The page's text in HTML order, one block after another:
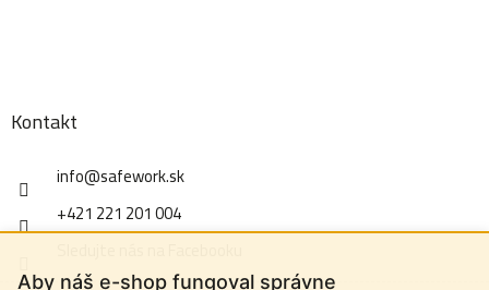
Aby náš e-shop fungoval správne
Kontakt
info@safework.sk
+421 221 201 004